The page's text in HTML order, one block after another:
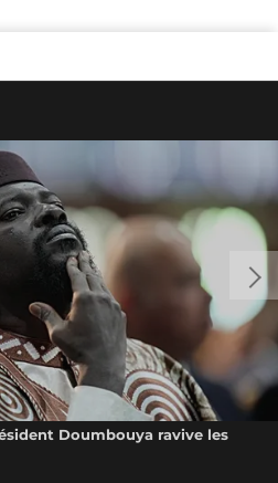
Doumbouya ravive les